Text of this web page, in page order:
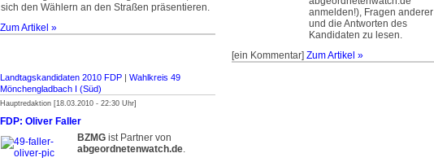
sich den Wählern an den Straßen präsentieren.
Zum Artikel »
anmelden!), Fragen anderer
und die Antworten des
Kandidaten zu lesen.
[ein Kommentar] Zum Artikel »
Landtagskandidaten 2010 FDP | Wahlkreis 49
Mönchengladbach I (Süd)
Hauptredaktion [18.03.2010 - 22:30 Uhr]
FDP: Oliver Faller
BZMG ist Partner von
abgeordnetenwatch.de.